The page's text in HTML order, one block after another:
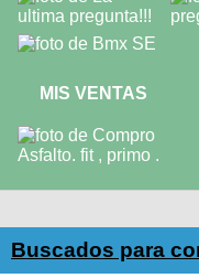
MIS VENTAS
Buscados para